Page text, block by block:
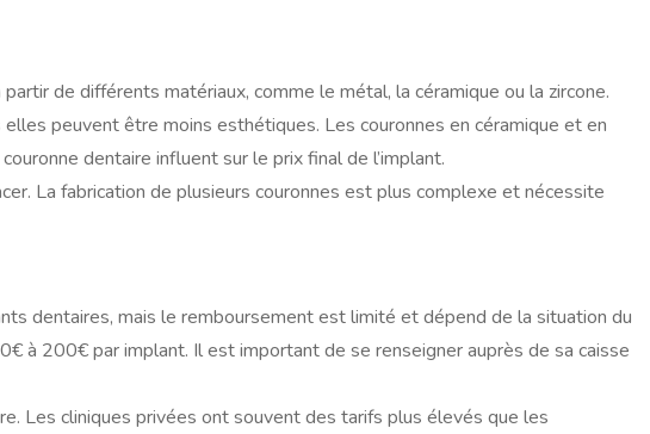
de différents matériaux, comme le métal, la céramique ou la zircone.
peuvent être moins esthétiques. Les couronnes en céramique et en
dentaire influent sur le prix final de l’implant.
La fabrication de plusieurs couronnes est plus complexe et nécessite
dentaires, mais le remboursement est limité et dépend de la situation du
à 200€ par implant. Il est important de se renseigner auprès de sa caisse
Les cliniques privées ont souvent des tarifs plus élevés que les